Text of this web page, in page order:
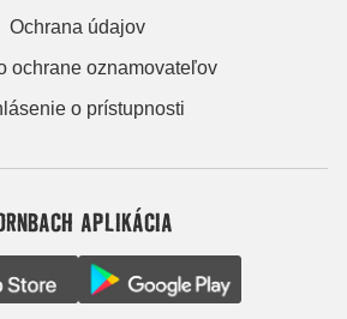
Ochrana údajov
ochrane oznamovateľov
o prístupnosti
APLIKÁCIA